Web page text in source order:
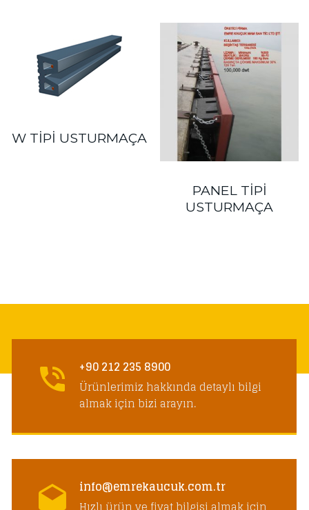
W TIPI USTURMAÇA
PANEL TIPI
USTURMAÇA
+90 212 235 8900
Ürünlerimiz hakkında detaylı bilgi
almak için bizi arayın.
info@emrekaucuk.com.tr